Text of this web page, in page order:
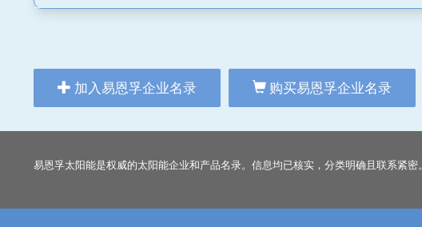
加入易恩孚企业名录 购买易恩孚企业名录
易恩孚太阳能是权威的太阳能企业和产品名录。信息均已核实，分类明确且联系紧密。